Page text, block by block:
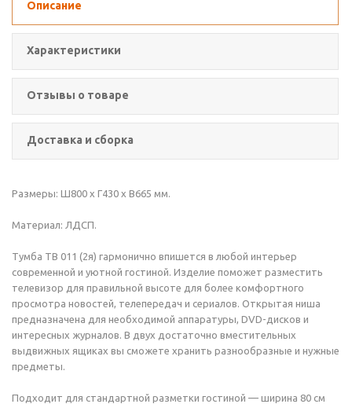
Описание
Характеристики
Отзывы о товаре
Доставка и сборка
Размеры: Ш800 x Г430 x В665 мм.
Материал: ЛДСП.
Тумба ТВ 011 (2я) гармонично впишется в любой интерьер
современной и уютной гостиной. Изделие поможет разместить
телевизор для правильной высоте для более комфортного
просмотра новостей, телепередач и сериалов. Открытая ниша
предназначена для необходимой аппаратуры, DVD-дисков и
интересных журналов. В двух достаточно вместительных
выдвижных ящиках вы сможете хранить разнообразные и нужные
предметы.
Подходит для стандартной разметки гостиной — ширина 80 см